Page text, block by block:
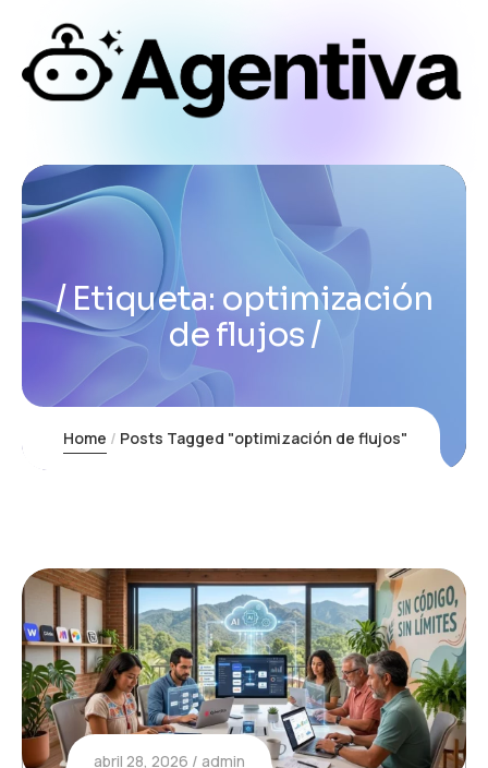
Etiqueta: optimización
de flujos
Home Posts Tagged "optimización de flujos"
abril 28, 2026 admin